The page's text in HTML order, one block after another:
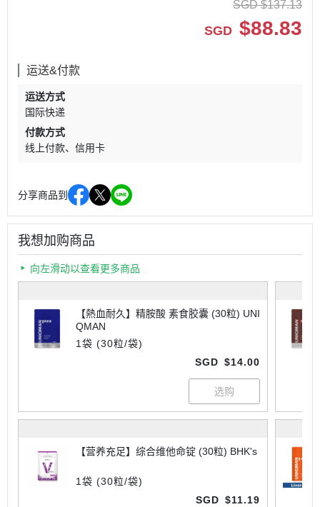
SGD $137.13
SGD $88.83
运送&付款
运送方式
国际快递
付款方式
线上付款
信用卡
分享商品到
我想加购商品
向左滑动以查看更多商品
【熱血耐久】精胺酸 素食胶囊 (30粒) UNI
QMAN
1袋 (30粒/袋)
SGD $14.00
【营养充足】综合维他命锭 (30粒) BHK's
1袋 (30粒/袋)
SGD $11.19